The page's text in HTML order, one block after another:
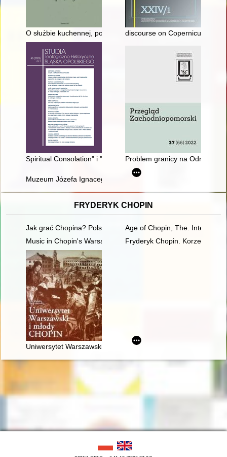
O służbie kuchennej, pokojowej i rzemieślnikach na dworze
discourse on Copernicus’
Spiritual Consolation" i "The Ways to Perfect Religion" :
Problem granicy na Odrze i
Muzeum Józefa Ignacego Kraszewskiego w Romanowie
FRYDERYK CHOPIN
Jak grać Chopina? Polska krytyka muzyczna o
Age of Chopin, The.
Music in Chopin's Warsaw
Fryderyk Chopin. Korzenie
Uniwersytet Warszawski i młody Chopin